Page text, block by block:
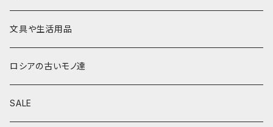
その他
置物
カラクリおもちゃ
キーホルダー他
その他
ソビエト時代モノ等
本類
お祝い封筒
カード類
文具や生活用品
ロシアの古いモノ達
SALE